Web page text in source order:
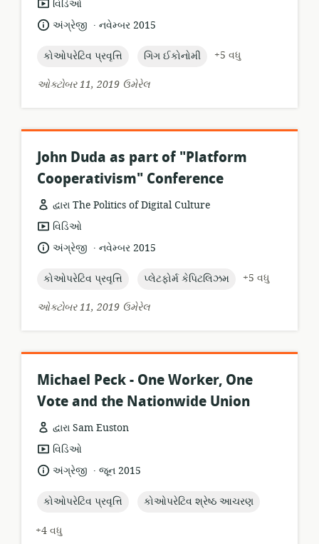
સંસાધન
બંધારણ:
વિડિઓ
ભાષા:અંગ્રેજી .
પ્રકાશન
નવેમ્બર 2015
topic:
કોઓપરેટિવ પ્રવૃત્તિ topic:
ગિગ ઈકોનોમી
+5 વધુ
ઓક્ટોબર 11, 2019 ઉમેરેલ
John Duda as part of "Platform
Cooperativism" Conference
દ્વારા The Politics of Digital Culture
સંસાધન
બંધારણ:
વિડિઓ
ભાષા:અંગ્રેજી .
પ્રકાશન
નવેમ્બર 2015
topic:
કોઓપરેટિવ પ્રવૃત્તિ topic:
પ્લેટફોર્મ કેપિટલિઝમ
+5 વધુ
ઓક્ટોબર 11, 2019 ઉમેરેલ
Michael Peck - One Worker, One
Vote and the Nationwide Union
દ્વારા Sam Euston
સંસાધન
બંધારણ:
વિડિઓ
ભાષા:અંગ્રેજી .
પ્રકાશન
જૂન 2015
topic:
કોઓપરેટિવ પ્રવૃત્તિ topic:
કોઓપરેટિવ શ્રેષ્ઠ આચરણ
+4 વધુ